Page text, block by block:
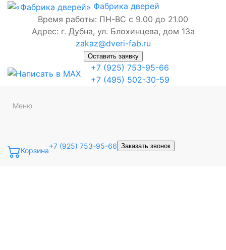
Фабрика дверей
Время работы: ПН-ВС с 9.00 до 21.00
Адрес: г. Дубна, ул. Блохинцева, дом 13а
zakaz@dveri-fab.ru
Оставить заявку
+7 (925) 753-95-66
+7 (495) 502-30-59
Меню
Корзина
+7 (925) 753-95-66 Заказать звонок